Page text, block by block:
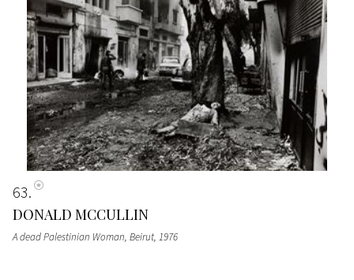
63
DONALD MCCULLIN
A dead Palestinian Woman, Beirut, 1976